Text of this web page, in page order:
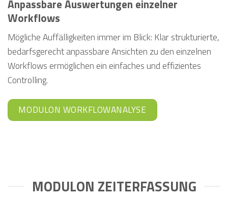
Anpassbare Auswertungen einzelner
Workflows
Mögliche Auffälligkeiten immer im Blick: Klar strukturierte,
bedarfsgerecht anpassbare Ansichten zu den einzelnen
Workflows ermöglichen ein einfaches und effizientes
Controlling.
MODULON WORKFLOWANALYSE
MODULON ZEITERFASSUNG